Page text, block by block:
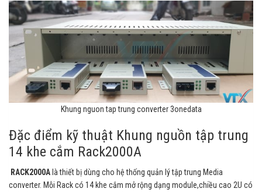
Khung nguon tap trung converter 3onedata
Đặc điểm kỹ thuật Khung nguồn tập trung
14 khe cắm Rack2000A
RACK2000A là thiết bị dùng cho hệ thống quản lý tập trung Media
converter. Mỗi Rack có 14 khe cắm mở rộng dạng module,chiều cao 2U có